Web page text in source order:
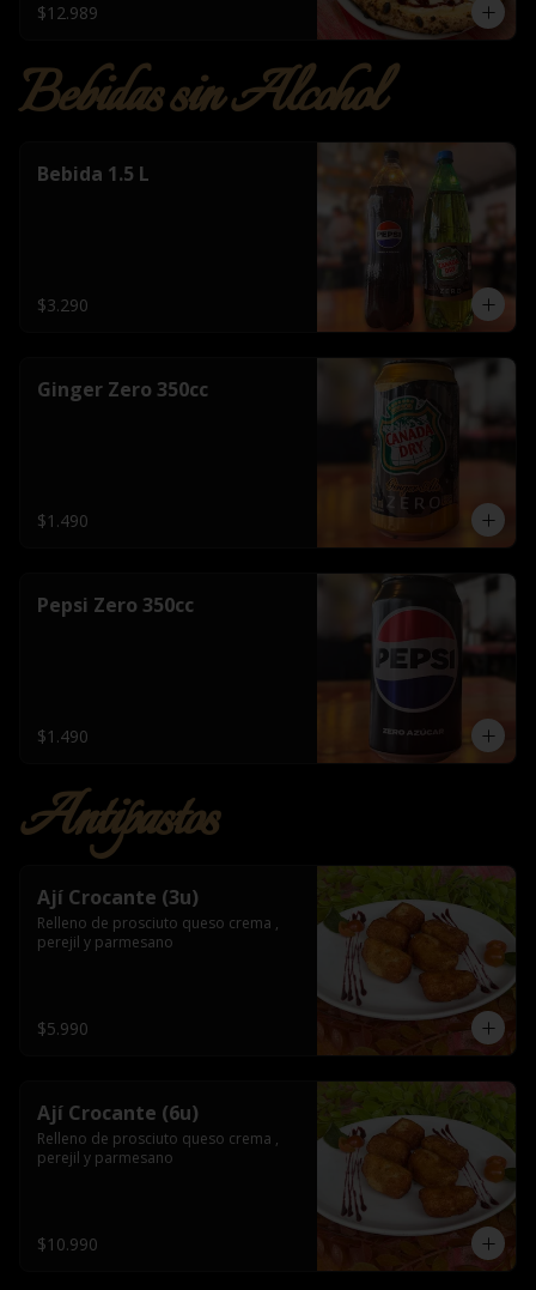
$12.989
Bebidas sin Alcohol
Bebida 1.5 L
$3.290
Ginger Zero 350cc
$1.490
Pepsi Zero 350cc
$1.490
Antipastos
Ají Crocante (3u)
Relleno de prosciuto queso crema ,
perejil y parmesano
$5.990
Ají Crocante (6u)
Relleno de prosciuto queso crema ,
perejil y parmesano
$10.990